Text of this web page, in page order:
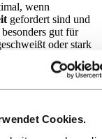
Cookies.
wenn
gefordert sind und
gut für
oder stark
zur Bewitterung im